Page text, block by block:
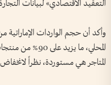
التعقيد الاقتصادي» لبيانات
وأكد أن حجم الواردات
المحلي، ما يزيد
المتاجر هي مستوردة، نظراً لانخفاض